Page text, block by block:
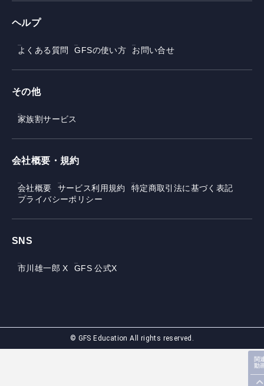
関
動
ヘルプ
よくある質問 GFSの使い方 お問い合せ
その他
家族割サービス
会社概要・規約
会社概要 サービス利用規約
特定商取引法に基づく表記
プライバシーポリシー
SNS
市川雄一郎 X GFS 公式X
© GFS Education All rights reserved.